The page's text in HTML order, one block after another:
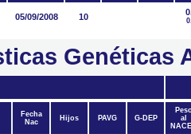
05/09/2008 10
Genéticas
Fecha
Nac
Hijos PAVG G-DEP
al